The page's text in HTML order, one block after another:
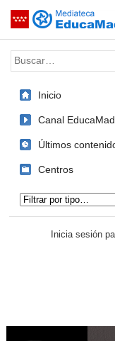
Saltar navegación
Palabra o frase:
Inicio
Canal
Últimos
Centros
Inicia sesión